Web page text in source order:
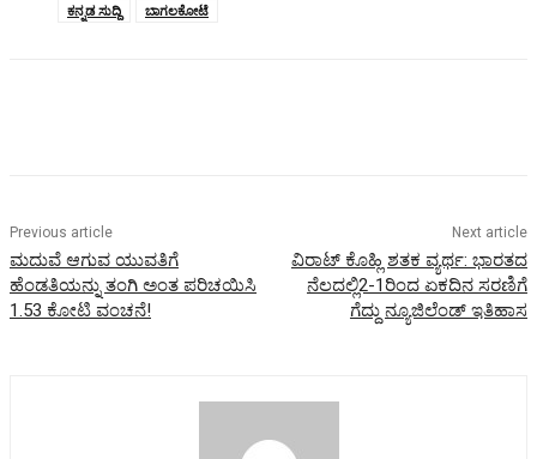
ಕನ್ನಡ ಸುದ್ದಿ
ಬಾಗಲಕೋಟೆ
Previous article
ಮದುವೆ ಆಗುವ ಯುವತಿಗೆ
ಹೆಂಡತಿಯನ್ನು ತಂಗಿ ಅಂತ ಪರಿಚಯಿಸಿ
1.53 ಕೋಟಿ ವಂಚನೆ!
Next article
ವಿರಾಟ್‌ ಕೊಹ್ಲಿ ಶತಕ ವ್ಯರ್ಥ: ಭಾರತದ
ನೆಲದಲ್ಲಿ2-1ರಿಂದ ಏಕದಿನ ಸರಣಿಗೆ
ಗೆದ್ದು ನ್ಯೂಜಿಲೆಂಡ್‌ ಇತಿಹಾಸ